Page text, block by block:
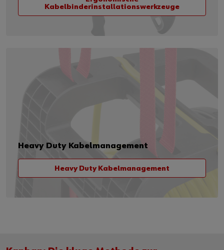
Kabelbinderinstallationswerkzeuge
Heavy Duty Kabelmanagement
Heavy Duty Kabelmanagement